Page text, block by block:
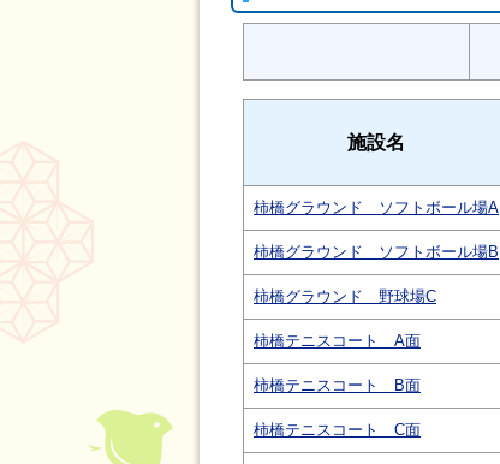
施設名
柿橋グラウンド ソフトボール場A
柿橋グラウンド ソフトボール場B
柿橋グラウンド 野球場C
柿橋テニスコート A面
柿橋テニスコート B面
柿橋テニスコート C面